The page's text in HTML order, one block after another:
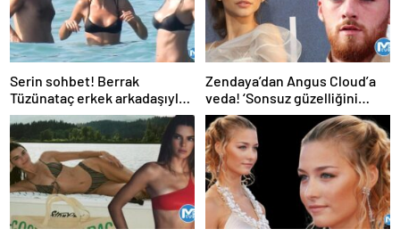
Serin sohbet! Berrak
Tüzünataç erkek arkadaşıyla
tatilde…
Zendaya’dan Angus Cloud’a
veda! ‘Sonsuz güzelliğini
anlatmaya kelimeler yetmez’